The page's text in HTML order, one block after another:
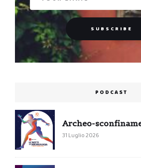
PODCAST
Archeo-
31 Luglio 2026